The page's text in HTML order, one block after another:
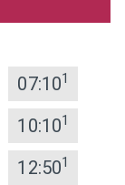
07:101
10:101
12:501